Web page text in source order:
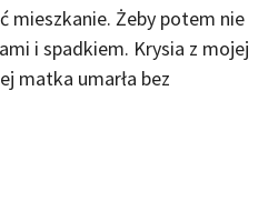
mieszkanie. Żeby potem nie
i spadkiem. Krysia z mojej
matka umarła bez